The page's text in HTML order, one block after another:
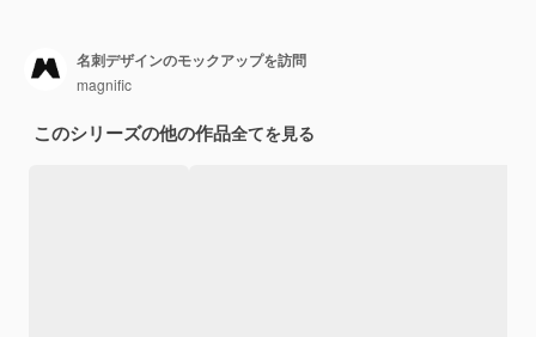
名刺デザインのモックアップを訪問
magnific
このシリーズの他の作品全てを見る